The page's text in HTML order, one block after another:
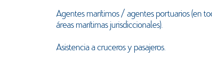
Agentes marítimos / agentes portuarios (en
áreas marítimas jurisdiccionales).
Asistencia a cruceros y pasajeros.